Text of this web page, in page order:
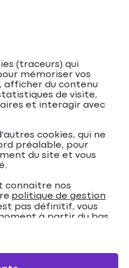
Tout savoir sur le
sans permis
le
(traceurs) qui
mémoriser vos
afficher du contenu
de visite,
et interagir avec
cookies, qui ne
préalable, pour
du site et vous
connaitre nos
politique de gestion
pas définitif, vous
à partir du bas